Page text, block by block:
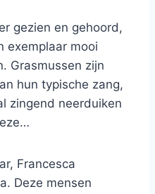
gezien en gehoord,
exemplaar mooi
Grasmussen zijn
hun typische zang,
zingend neerduiken
Francesca
Deze mensen